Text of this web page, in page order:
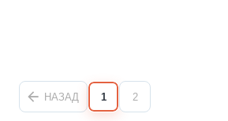
НАЗАД 1 2